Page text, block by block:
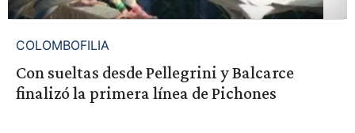
COLOMBOFILIA
Con sueltas desde Pellegrini y Balcarce
finalizó la primera línea de Pichones